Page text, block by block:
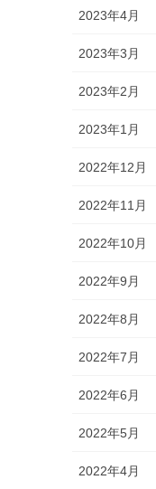
2023年4月
2023年3月
2023年2月
2023年1月
2022年12月
2022年11月
2022年10月
2022年9月
2022年8月
2022年7月
2022年6月
2022年5月
2022年4月